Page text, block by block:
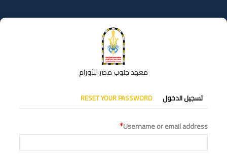
إلى
المحتوى
معهد جنوب مصر للأورام
التبويبات
الأساسية
تسجيل الدخول RESET YOUR PASSWORD
Username or email address